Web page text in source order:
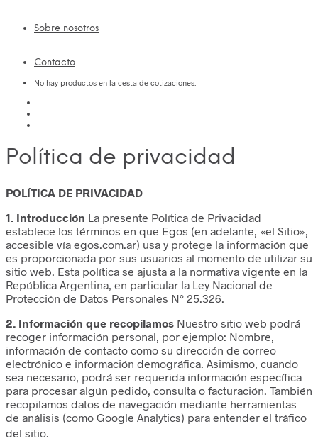
Sobre nosotros
Contacto
No hay productos en la cesta de cotizaciones.
Política de privacidad
POLÍTICA DE PRIVACIDAD
1. Introducción La presente Política de Privacidad
establece los términos en que Egos (en adelante, «el Sitio»,
accesible vía egos.com.ar) usa y protege la información que
es proporcionada por sus usuarios al momento de utilizar su
sitio web. Esta política se ajusta a la normativa vigente en la
República Argentina, en particular la Ley Nacional de
Protección de Datos Personales N° 25.326.
2. Información que recopilamos Nuestro sitio web podrá
recoger información personal, por ejemplo: Nombre,
información de contacto como su dirección de correo
electrónico e información demográfica. Asimismo, cuando
sea necesario, podrá ser requerida información específica
para procesar algún pedido, consulta o facturación. También
recopilamos datos de navegación mediante herramientas
de análisis (como Google Analytics) para entender el tráfico
del sitio.